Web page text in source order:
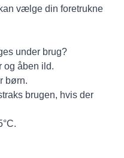
vælge din foretrukne
under brug?
og åben ild.
børn.
brugen, hvis der